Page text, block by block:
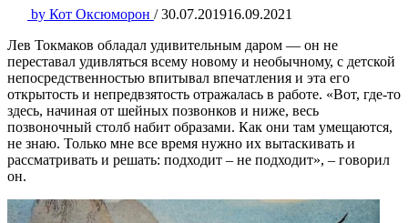
by Кот Оксюморон / 30.07.201916.09.2021
Лев Токмаков обладал удивительным даром — он не
переставал удивляться всему новому и необычному, с детской
непосредственностью впитывал впечатления и эта его
открытость и непредвзятость отражалась в работе. «Вот, где-то
здесь, начиная от шейных позвонков и ниже, весь
позвоночный столб набит образами. Как они там умещаются,
не знаю. Только мне все время нужно их вытаскивать и
рассматривать и решать: подходит – не подходит», – говорил
он.